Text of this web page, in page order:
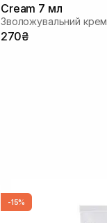
Cream 7 мл
Зволожувальний крем
270₴
-15%